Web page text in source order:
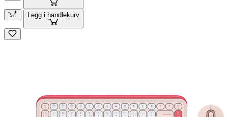
Legg i handlekurv